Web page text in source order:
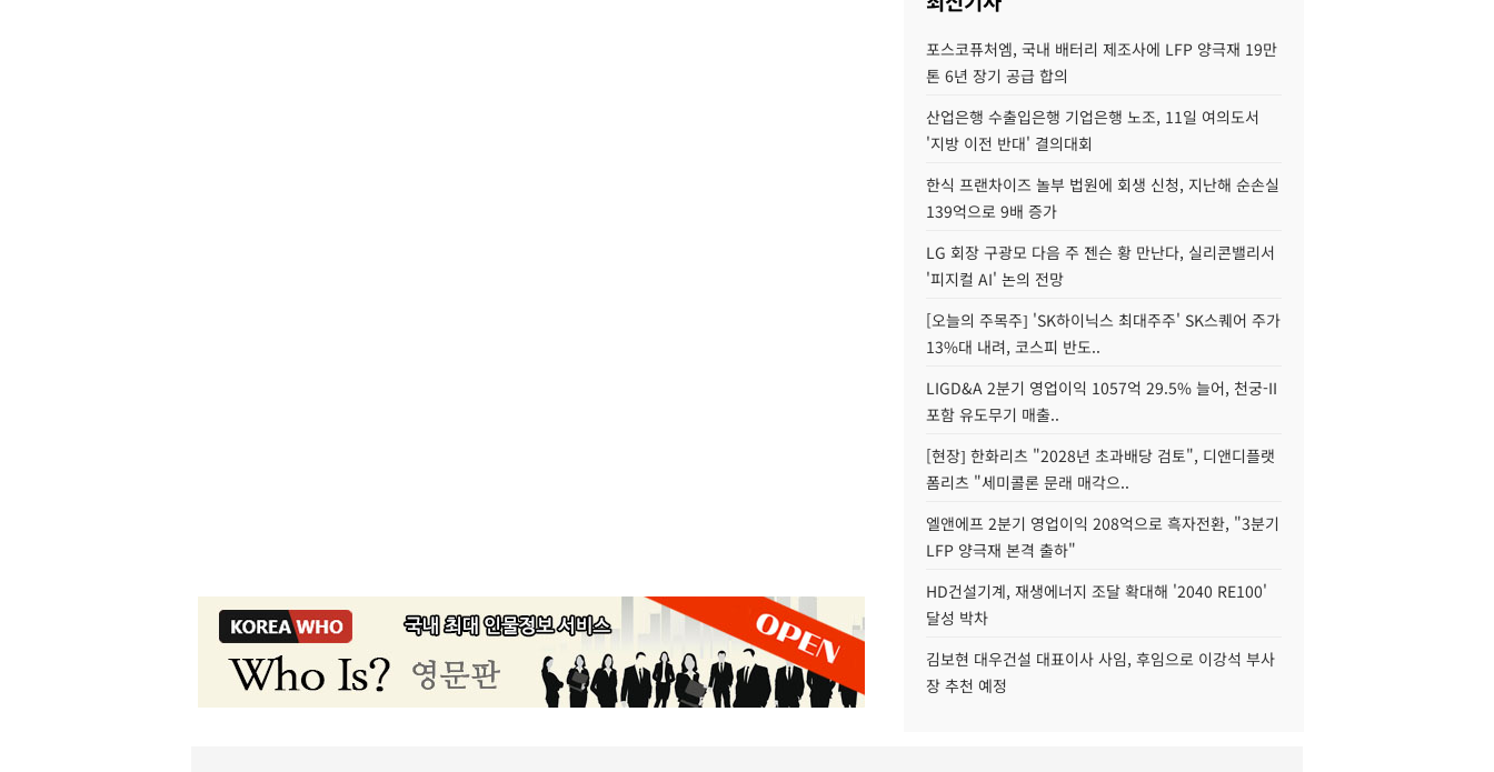
포스코퓨처엠, 국내 배터리 제조사에 LFP 양극재 19만
톤 6년 장기 공급 합의
산업은행 수출입은행 기업은행 노조, 11일 여의도서
'지방 이전 반대' 결의대회
한식 프랜차이즈 놀부 법원에 회생 신청, 지난해 순손실
139억으로 9배 증가
LG 회장 구광모 다음 주 젠슨 황 만난다, 실리콘밸리서
'피지컬 AI' 논의 전망
[오늘의 주목주] 'SK하이닉스 최대주주' SK스퀘어 주가
13%대 내려, 코스피 반도..
LIGD&A 2분기 영업이익 1057억 29.5% 늘어, 천궁-II
포함 유도무기 매출..
[현장] 한화리츠 "2028년 초과배당 검토", 디앤디플랫
폼리츠 "세미콜론 문래 매각으..
엘앤에프 2분기 영업이익 208억으로 흑자전환, "3분기
LFP 양극재 본격 출하"
HD건설기계, 재생에너지 조달 확대해 '2040 RE100'
달성 박차
김보현 대우건설 대표이사 사임, 후임으로 이강석 부사
장 추천 예정